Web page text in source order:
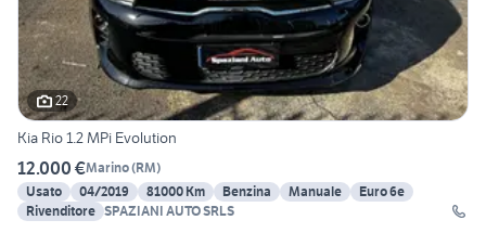
22
Kia Rio 1.2 MPi Evolution
12.000 €Marino(RM)
Usato
04/2019 81000 Km Benzina Manuale
Euro 6e
Rivenditore SPAZIANI AUTO SRLS